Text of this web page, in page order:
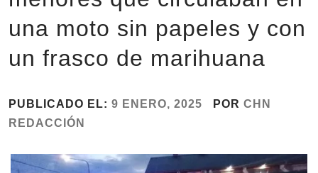
una moto sin papeles y con
un frasco de marihuana
PUBLICADO EL: 9 ENERO, 2025 POR CHN
REDACCIÓN